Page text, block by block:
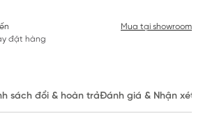
đặt hàng
Mua tại showroom
sách đổi & hoàn trảĐánh giá & Nhận xét